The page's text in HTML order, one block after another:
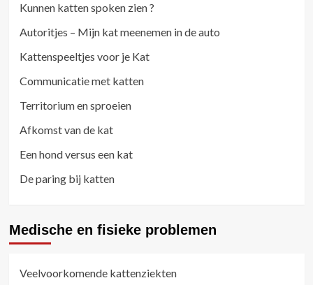
Kunnen katten spoken zien ?
Autoritjes – Mijn kat meenemen in de auto
Kattenspeeltjes voor je Kat
Communicatie met katten
Territorium en sproeien
Afkomst van de kat
Een hond versus een kat
De paring bij katten
Medische en fisieke problemen
Veelvoorkomende kattenziekten